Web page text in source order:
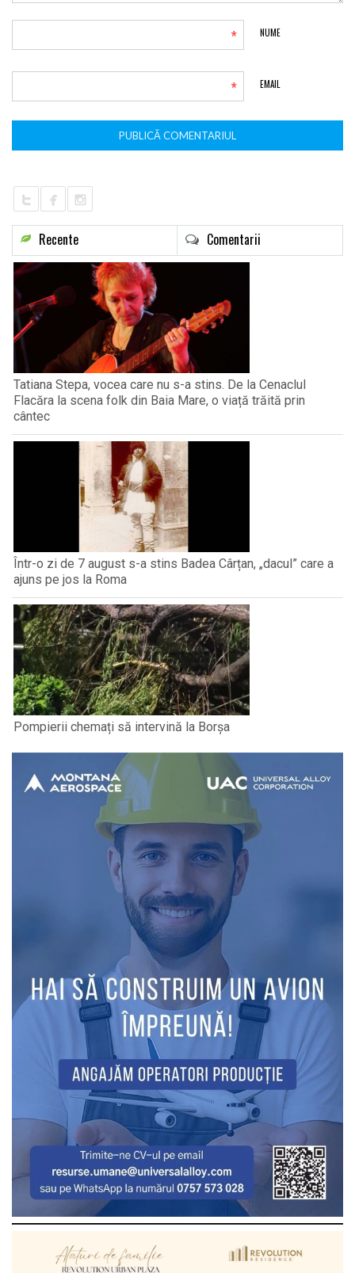
NUME
*
EMAIL
*
Recente Comentarii
Tatiana Stepa, vocea care nu s-a stins. De la Cenaclul
Flacăra la scena folk din Baia Mare, o viață trăită prin
cântec
Într-o zi de 7 august s-a stins Badea Cârțan, „dacul” care a
ajuns pe jos la Roma
Pompierii chemați să intervină la Borșa